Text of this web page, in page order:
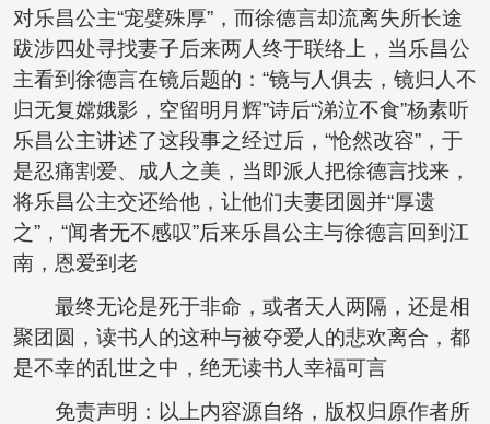
对乐昌公主“宠嬖殊厚”，而徐德言却流离失所长途
跋涉四处寻找妻子后来两人终于联络上，当乐昌公
主看到徐德言在镜后题的：“镜与人俱去，镜归人不
归无复嫦娥影，空留明月辉”诗后“涕泣不食”杨素听
乐昌公主讲述了这段事之经过后，“怆然改容”，于
是忍痛割爱、成人之美，当即派人把徐德言找来，
将乐昌公主交还给他，让他们夫妻团圆并“厚遗
之”，“闻者无不感叹”后来乐昌公主与徐德言回到江
南，恩爱到老
最终无论是死于非命，或者天人两隔，还是相
聚团圆，读书人的这种与被夺爱人的悲欢离合，都
是不幸的乱世之中，绝无读书人幸福可言
免责声明：以上内容源自络，版权归原作者所